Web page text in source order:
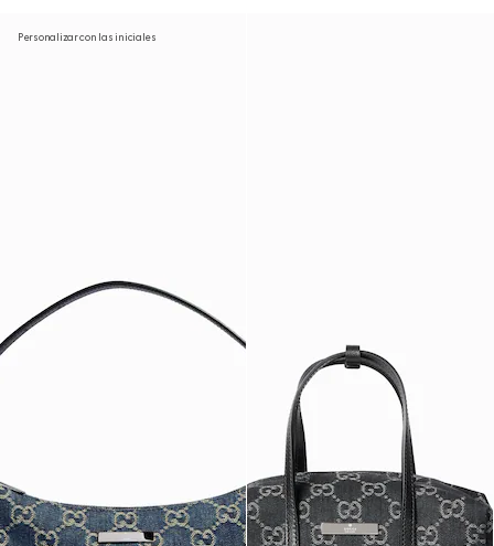
Personalizar con las iniciales